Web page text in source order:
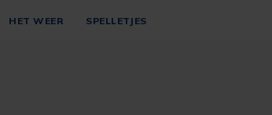
HET WEER SPELLETJES